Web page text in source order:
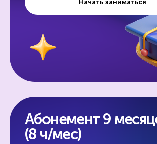
Начать заниматься
Абонемент 9
(8 ч/мес)